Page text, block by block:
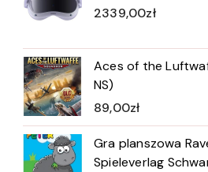
2339,00zł
Aces of the
NS)
89,00zł
Gra planszowa
Spieleverlag